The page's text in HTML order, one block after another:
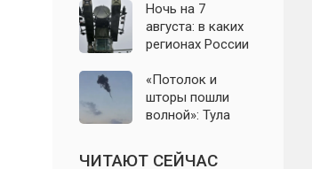
Евпаторию и
район Сакской
ТЭС
Ночь на 7
августа: в каких
регионах России
атаки БПЛА и
какие аэропорты
вводили
«Потолок и
шторы пошли
волной»: Тула
мощного хлопка
ЧИТАЮТ СЕЙЧАС